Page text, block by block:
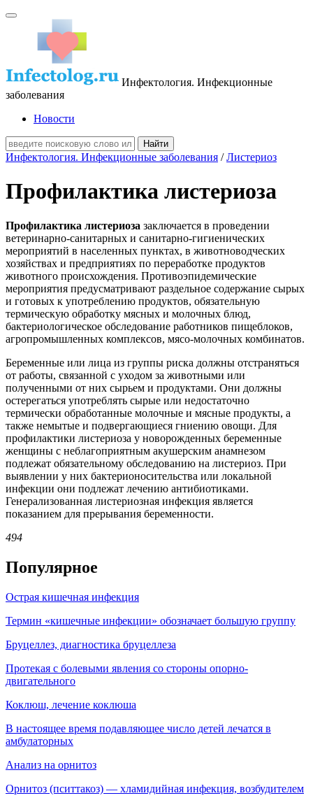
Инфектология. Инфекционные
заболевания
Новости
Инфектология. Инфекционные заболевания /Листериоз
Профилактика листериоза
Профилактика листериоза заключается в проведении
ветеринарно-санитарных и санитарно-гигиенических
мероприятий в населенных пунктах, в животноводческих
хозяйствах и предприятиях по переработке продуктов
животного происхождения. Противоэпидемические
мероприятия предусматривают раздельное содержание сырых
и готовых к употреблению продуктов, обязательную
термическую обработку мясных и молочных блюд,
бактериологическое обследование работников пищеблоков,
агропромышленных комплексов, мясо-молочных комбинатов.
Беременные или лица из группы риска должны отстраняться
от работы, связанной с уходом за животными или
полученными от них сырьем и продуктами. Они должны
остерегаться употреблять сырые или недостаточно
термически обработанные молочные и мясные продукты, а
также немытые и подвергающиеся гниению овощи. Для
профилактики листериоза у новорожденных беременные
женщины с неблагоприятным акушерским анамнезом
подлежат обязательному обследованию на листериоз. При
выявлении у них бактерионосительства или локальной
инфекции они подлежат лечению антибиотиками.
Генерализованная листериозная инфекция является
показанием для прерывания беременности.
494
Популярное
Острая кишечная инфекция
Термин «кишечные инфекции» обозначает большую группу
Бруцеллез, диагностика бруцеллеза
Протекая с болевыми явления со стороны опорно-
двигательного
Коклюш, лечение коклюша
В настоящее время подавляющее число детей лечатся в
амбулаторных
Анализ на орнитоз
Орнитоз (пситтакоз) — хламидийная инфекция, воз­будителем